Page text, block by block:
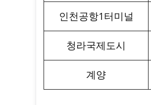
인천공항1터미널
청라국제도시
계양